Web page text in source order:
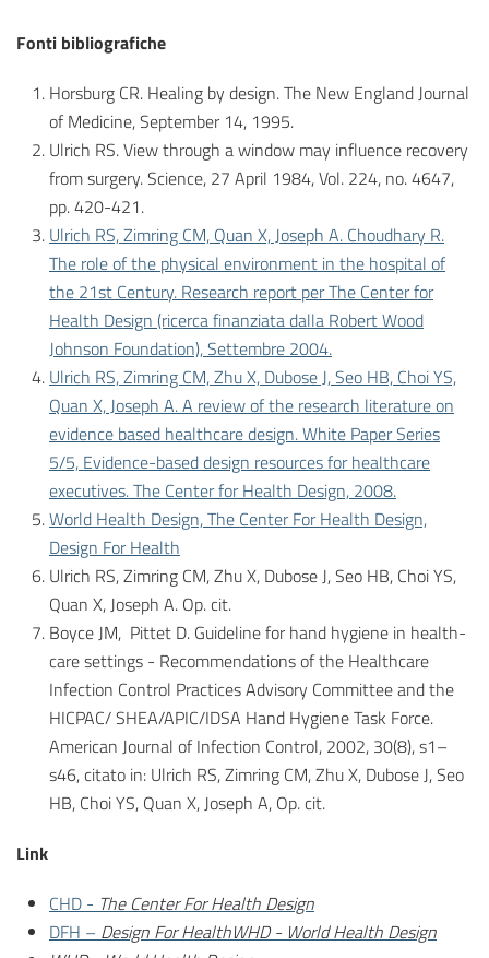
Fonti bibliografiche
Horsburg CR. Healing by design. The New England Journal
of Medicine, September 14, 1995.
Ulrich RS. View through a window may influence recovery
from surgery. Science, 27 April 1984, Vol. 224, no. 4647,
pp. 420-421.
Ulrich RS, Zimring CM, Quan X, Joseph A. Choudhary R.
The role of the physical environment in the hospital of
the 21st Century. Research report per The Center for
Health Design (ricerca finanziata dalla Robert Wood
Johnson Foundation), Settembre 2004.
Ulrich RS, Zimring CM, Zhu X, Dubose J, Seo HB, Choi YS,
Quan X, Joseph A. A review of the research literature on
evidence based healthcare design. White Paper Series
5/5, Evidence-based design resources for healthcare
executives. The Center for Health Design, 2008.
World Health Design, The Center For Health Design,
Design For Health
Ulrich RS, Zimring CM, Zhu X, Dubose J, Seo HB, Choi YS,
Quan X, Joseph A. Op. cit.
Boyce JM, Pittet D. Guideline for hand hygiene in health-
care settings - Recommendations of the Healthcare
Infection Control Practices Advisory Committee and the
HICPAC/ SHEA/APIC/IDSA Hand Hygiene Task Force.
American Journal of Infection Control, 2002, 30(8), s1–
s46, citato in: Ulrich RS, Zimring CM, Zhu X, Dubose J, Seo
HB, Choi YS, Quan X, Joseph A, Op. cit.
Link
CHD - The Center For Health Design
DFH – Design For HealthWHD - World Health Design